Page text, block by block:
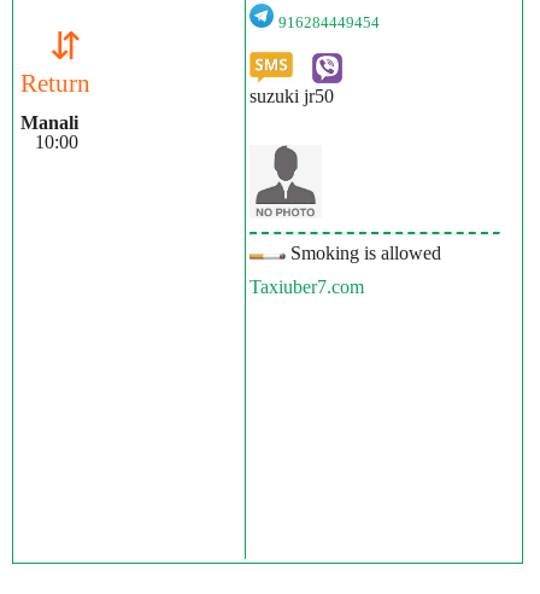
⇵
Return
Manali
10:00
916284449454
suzuki jr50
Smoking is allowed
Taxiuber7.com